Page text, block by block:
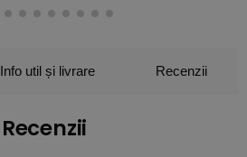
Info util și livrare Recenzii
Recenzii